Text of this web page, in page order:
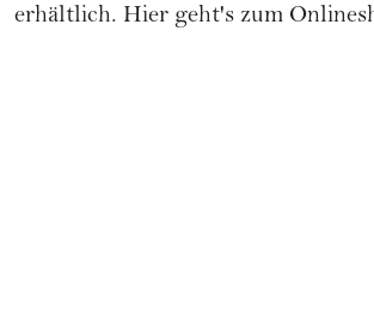
erhältlich. Hier geht's zum